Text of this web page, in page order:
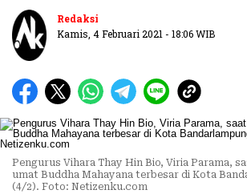
Redaksi
Kamis, 4 Februari 2021 - 18:06 WIB
Pengurus Vihara Thay Hin Bio, Viria Parama,
umat Buddha Mahayana terbesar di Kota
(4/2). Foto: Netizenku.com